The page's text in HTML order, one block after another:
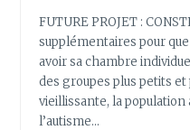
FUTURE PROJET :
supplémentaires pour
avoir sa chambre
des groupes plus petits
vieillissante, la population
l’autisme…